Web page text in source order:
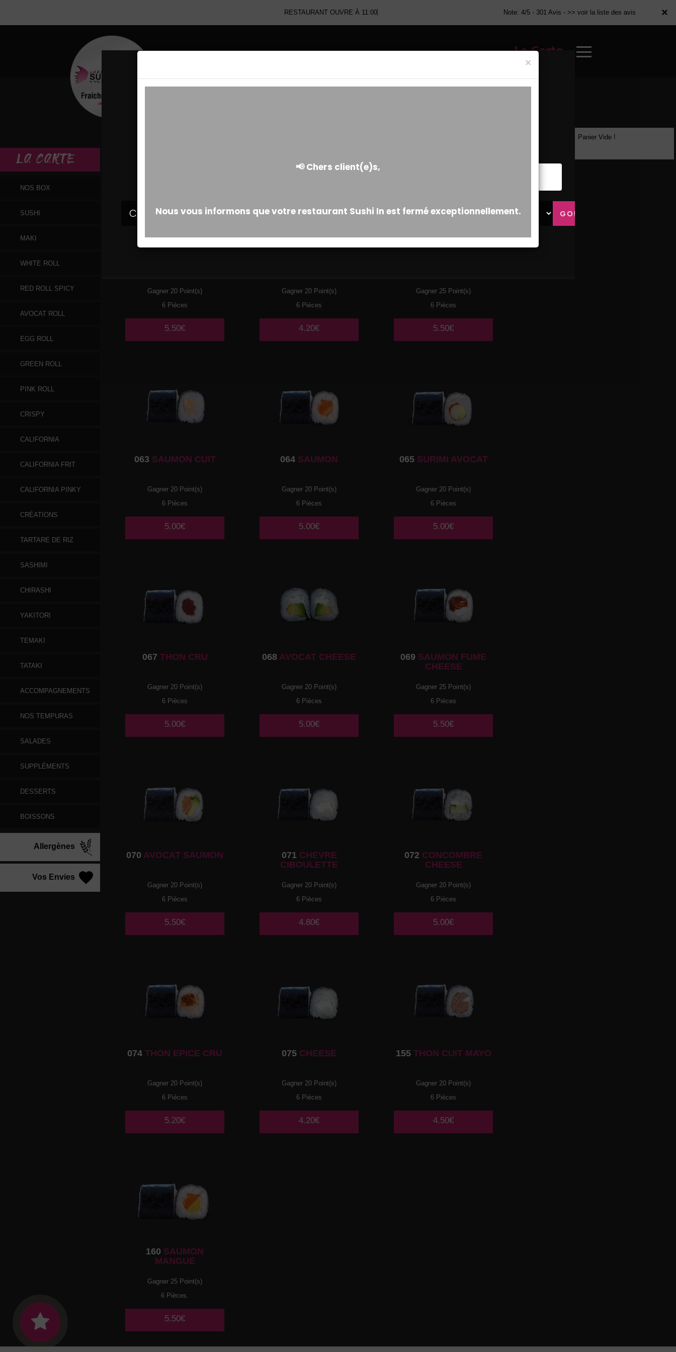
×
RESTAURANT OUVRE À 11:00 Note: 4/5 - 301 Avis - >> voir la liste des avis
La Carte
×
LA CARTE
NOS BOX
SUSHI
MAKI
WHITE ROLL
RED ROLL SPICY
AVOCAT ROLL
EGG ROLL
GREEN ROLL
PINK ROLL
CRISPY
CALIFORNIA
CALIFORNIA FRIT
CALIFORNIA PINKY
CRÉATIONS
TARTARE DE RIZ
SASHIMI
CHIRASHI
YAKITORI
TEMAKI
TATAKI
ACCOMPAGNEMENTS
NOS TEMPURAS
SALADES
SUPPLÉMENTS
DESSERTS
BOISSONS
Allergènes
Vos Envies
Gagner 20 Point(s)
6 Pièces
5.50€
Gagner 20 Point(s)
6 Pièces
4.20€
Gagner 25 Point(s)
6 Pièces
5.50€
063 SAUMON CUIT
Gagner 20 Point(s)
6 Pièces
5.00€
064 SAUMON
Gagner 20 Point(s)
6 Pièces
5.00€
065SURIMI AVOCAT
Gagner 20 Point(s)
6 Pièces
5.00€
067 THON CRU
Gagner 20 Point(s)
6 Pièces
5.00€
068 AVOCAT CHEESE
Gagner 20 Point(s)
6 Pièces
5.00€
069 SAUMON FUME
CHEESE
Gagner 25 Point(s)
6 Pièces
5.50€
070 AVOCAT SAUMON
Gagner 20 Point(s)
6 Pièces
5.50€
071CHEVRE
CIBOULETTE
Gagner 20 Point(s)
6 Pièces
4.80€
072 CONCOMBRE
CHEESE
Gagner 20 Point(s)
6 Pièces
5.00€
074 THON EPICE CRU
Gagner 20 Point(s)
6 Pièces
5.20€
075 CHEESE
Gagner 20 Point(s)
6 Pièces
4.20€
155THON CUIT MAYO
Gagner 20 Point(s)
6 Pièces
4.50€
160 SAUMON
MANGUE
Gagner 25 Point(s)
6 Pièces.
5.50€
Panier Vide !
×